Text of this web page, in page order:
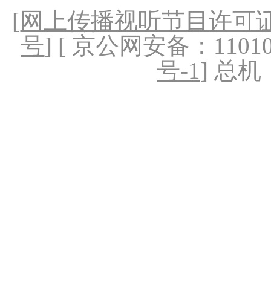
[网上传播视听节目许可
号] [ 京公网安备：
号-1] 总机